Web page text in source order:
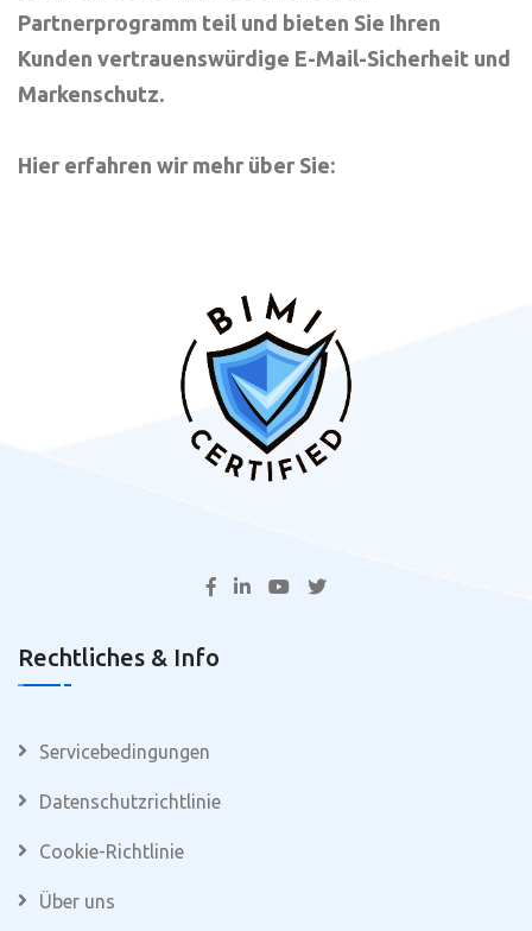
Partnerprogramm teil und bieten Sie Ihren
Kunden vertrauenswürdige E-Mail-Sicherheit und
Markenschutz.
Hier erfahren wir mehr über Sie:
Rechtliches & Info
Servicebedingungen
Datenschutzrichtlinie
Cookie-Richtlinie
Über uns